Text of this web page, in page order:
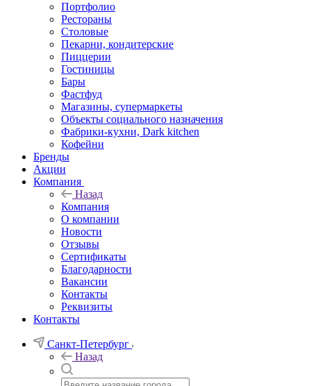
Портфолио
Рестораны
Столовые
Пекарни, кондитерские
Пиццерии
Гостиницы
Бары
Фастфуд
Магазины, супермаркеты
Объекты социального назначения
Фабрики-кухни, Dark kitchen
Кофейни
Бренды
Акции
Компания
Назад
Компания
О компании
Новости
Отзывы
Сертификаты
Благодарности
Вакансии
Контакты
Реквизиты
Контакты
Санкт-Петербург
Назад